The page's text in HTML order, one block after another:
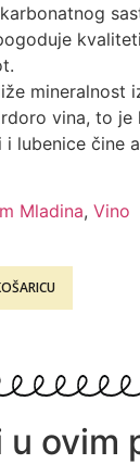
mineralnost
vina, to je
i lubenice čine
Mladina, Vino
u ovim